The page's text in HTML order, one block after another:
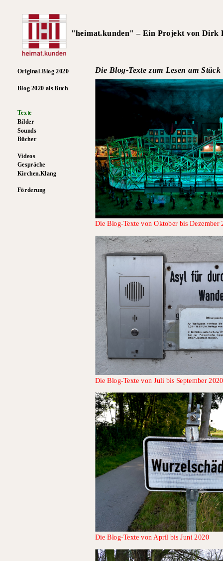
"heimat.kunden" – Ein Projekt von Dirk
Original-Blog 2020
Blog 2020 als Buch
Texte
Bilder
Sounds
Bücher
Videos
Gespräche
Kirchen.Klang
Förderung
Die Blog-Texte zum Lesen am Stück
Die Blog-Texte von Oktober bis Dezember
Die Blog-Texte von Juli bis September 2020
Die Blog-Texte von April bis Juni 2020